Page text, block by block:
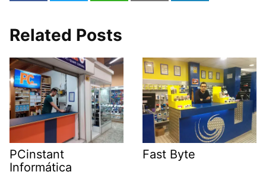
Related Posts
PCinstant
Informática
Fast Byte